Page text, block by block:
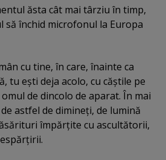
ăsta cât mai târziu în timp,
să închid microfonul la Europa
cu tine, în care, înainte ca
tu eşti deja acolo, cu căştile pe
de dincolo de aparat. În mai
astfel de dimineţi, de lumină
împărţite cu ascultătorii,